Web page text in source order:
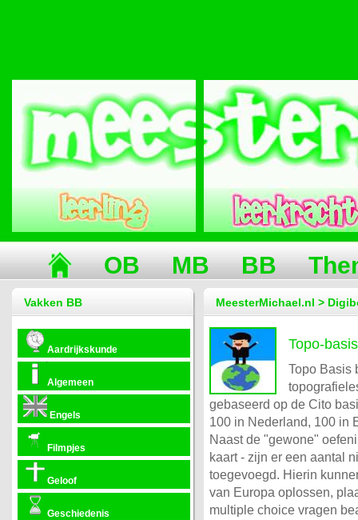
OB MB BB
Vakken BB
Aardrijkskunde
Algemeen
Engels
Filmpjes
Geloof
Geschiedenis
MeesterMichael.nl >
Topo-basis
Topo Basis
gebaseerd op de Cito
100 in Nederland, 100 in
Naast de "gewone"
kaart - zijn er een aantal
toegevoegd. Hierin
van Europa oplossen,
multiple choice vragen